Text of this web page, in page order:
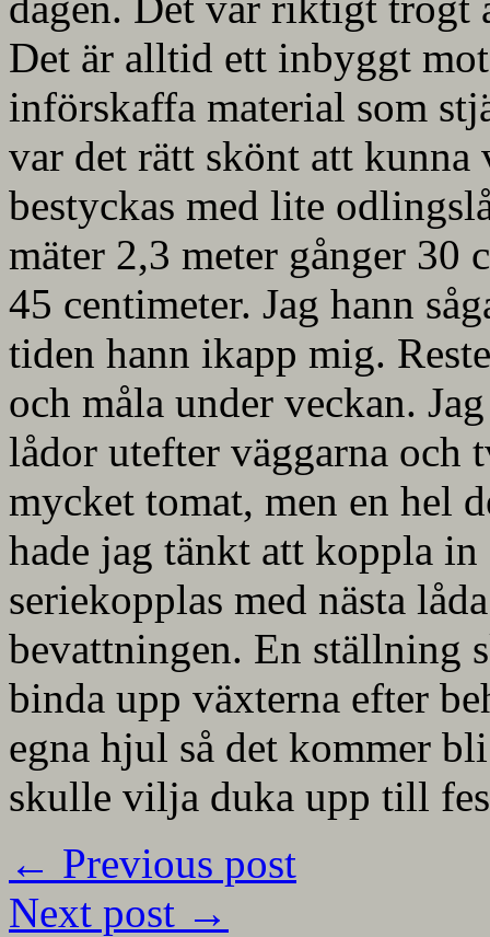
Det är alltid ett inbyggt
införskaffa material som
var det rätt skönt att
bestyckas med lite
mäter 2,3 meter gånger
45 centimeter. Jag hann
tiden hann ikapp mig.
och måla under veckan.
lådor utefter väggarna och
mycket tomat, men en hel
hade jag tänkt att koppla
seriekopplas med nästa
bevattningen. En ställning
binda upp växterna efter
egna hjul så det kommer
skulle vilja duka upp till
← Previous post
Next post →